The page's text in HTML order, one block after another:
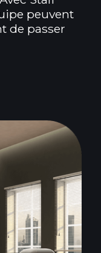
peuvent
de passer